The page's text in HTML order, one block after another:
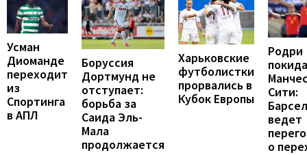
Усман
Диоманде
переходит
из
Спортинга
в АПЛ
Боруссия
Дортмунд не
отступает:
борьба за
Саида Эль-
Мала
продолжается
Харьковские
футболистки
прорвались в
Кубок Европы
Родри
Сити:
ведет
о